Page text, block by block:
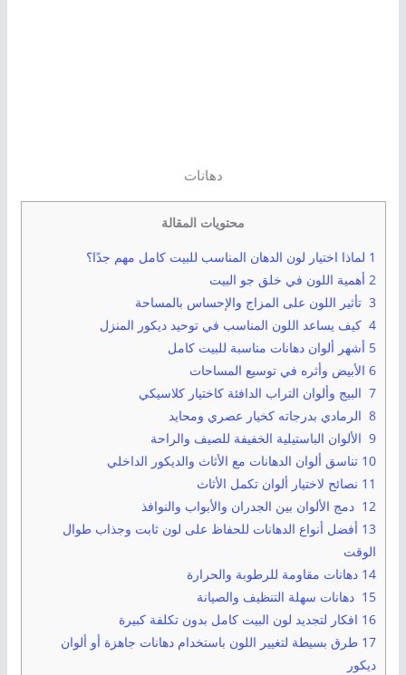
دهانات
محتويات المقالة
1 لماذا اختيار لون الدهان المناسب للبيت كامل مهم جدًا؟
2 أهمية اللون في خلق جو البيت
3 تأثير اللون على المزاج والإحساس بالمساحة
4 كيف يساعد اللون المناسب في توحيد ديكور المنزل
5 أشهر ألوان دهانات مناسبة للبيت كامل
6 الأبيض وأثره في توسيع المساحات
7 البيج وألوان التراب الدافئة كاختيار كلاسيكي
8 الرمادي بدرجاته كخيار عصري ومحايد
9 الألوان الباستيلية الخفيفة للصيف والراحة
10 تناسق ألوان الدهانات مع الأثاث والديكور الداخلي
11 نصائح لاختيار ألوان تكمل الأثاث
12 دمج الألوان بين الجدران والأبواب والنوافذ
13 أفضل أنواع الدهانات للحفاظ على لون ثابت وجذاب طوال
الوقت
14 دهانات مقاومة للرطوبة والحرارة
15 دهانات سهلة التنظيف والصيانة
16 افكار لتجديد لون البيت كامل بدون تكلفة كبيرة
17 طرق بسيطة لتغيير اللون باستخدام دهانات جاهزة أو ألوان
ديكور